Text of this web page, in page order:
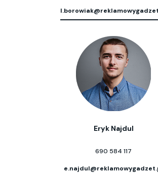
Eryk Najdul
690 584 117